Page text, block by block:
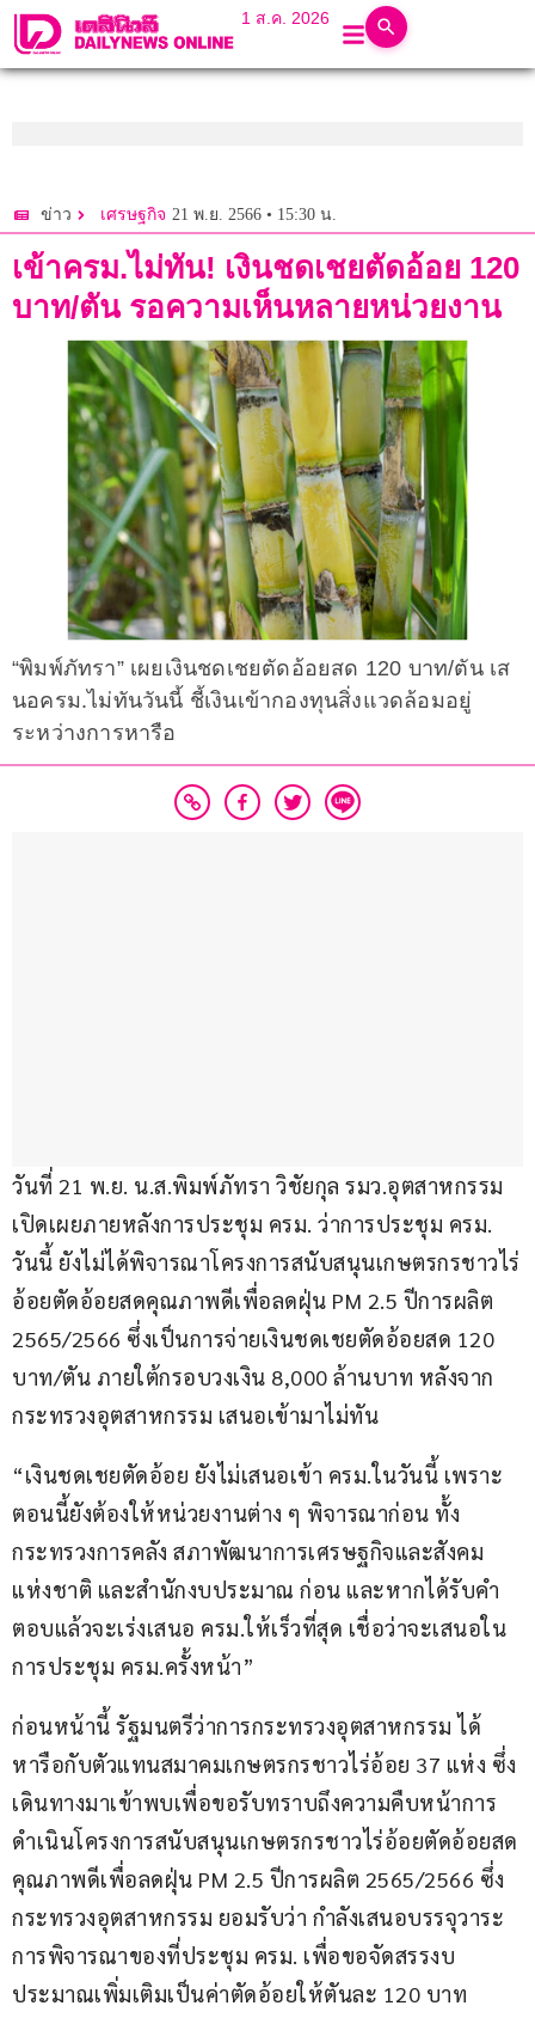
1 ส.ค. 2026
ข่าว เศรษฐกิจ 21 พ.ย. 2566 • 15:30 น.
เข้าครม.ไม่ทัน! เงินชดเชยตัดอ้อย 120
บาท/ตัน รอความเห็นหลายหน่วยงาน
“พิมพ์ภัทรา” เผยเงินชดเชยตัดอ้อยสด 120 บาท/ตัน เส
นอครม.ไม่ทันวันนี้ ชี้เงินเข้ากองทุนสิ่งแวดล้อมอยู่
ระหว่างการหารือ
วันที่ 21 พ.ย. น.ส.พิมพ์ภัทรา วิชัยกุล รมว.อุตสาหกรรม
เปิดเผยภายหลังการประชุม ครม. ว่าการประชุม ครม.
วันนี้ ยังไม่ได้พิจารณาโครงการสนับสนุนเกษตรกรชาวไร่
อ้อยตัดอ้อยสดคุณภาพดีเพื่อลดฝุ่น PM 2.5 ปีการผลิต
2565/2566 ซึ่งเป็นการจ่ายเงินชดเชยตัดอ้อยสด 120
บาท/ตัน ภายใต้กรอบวงเงิน 8,000 ล้านบาท หลังจาก
กระทรวงอุตสาหกรรม เสนอเข้ามาไม่ทัน
“เงินชดเชยตัดอ้อย ยังไม่เสนอเข้า ครม.ในวันนี้ เพราะ
ตอนนี้ยังต้องให้หน่วยงานต่าง ๆ พิจารณาก่อน ทั้ง
กระทรวงการคลัง สภาพัฒนาการเศรษฐกิจและสังคม
แห่งชาติ และสำนักงบประมาณ ก่อน และหากได้รับคำ
ตอบแล้วจะเร่งเสนอ ครม.ให้เร็วที่สุด เชื่อว่าจะเสนอใน
การประชุม ครม.ครั้งหน้า”
ก่อนหน้านี้ รัฐมนตรีว่าการกระทรวงอุตสาหกรรม ได้
หารือกับตัวแทนสมาคมเกษตรกรชาวไร่อ้อย 37 แห่ง ซึ่ง
เดินทางมาเข้าพบเพื่อขอรับทราบถึงความคืบหน้าการ
ดำเนินโครงการสนับสนุนเกษตรกรชาวไร่อ้อยตัดอ้อยสด
คุณภาพดีเพื่อลดฝุ่น PM 2.5 ปีการผลิต 2565/2566 ซึ่ง
กระทรวงอุตสาหกรรม ยอมรับว่า กำลังเสนอบรรจุวาระ
การพิจารณาของที่ประชุม ครม. เพื่อขอจัดสรรงบ
ประมาณเพิ่มเติมเป็นค่าตัดอ้อยให้ตันละ 120 บาท